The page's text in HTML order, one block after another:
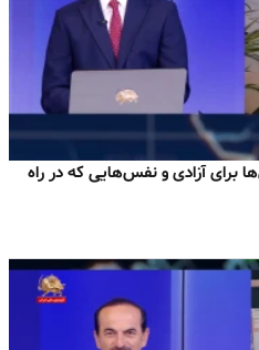
آزادی و نفس‌هایی که در راه